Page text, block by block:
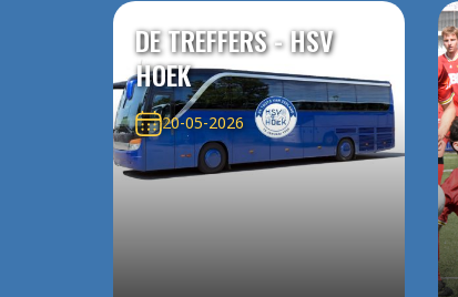
DE TREFFERS - HSV
HOEK
20-05-2026